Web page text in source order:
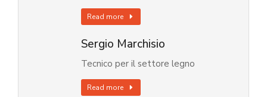
Read more
Sergio Marchisio
Tecnico per il settore legno
Read more